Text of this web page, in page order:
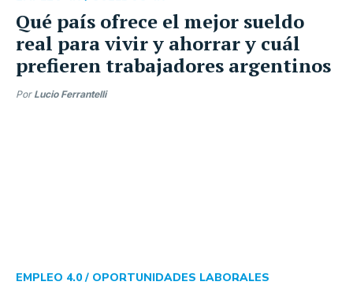
Qué país ofrece el mejor sueldo
real para vivir y ahorrar y cuál
prefieren trabajadores argentinos
Por Lucio Ferrantelli
EMPLEO 4.0 / OPORTUNIDADES LABORALES